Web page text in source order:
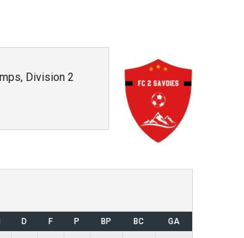
Division 2
D F P BP BC GA